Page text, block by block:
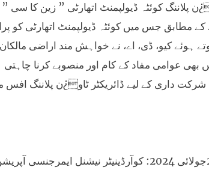
کے مطابق جس میں کوئٹہ ڈیولپمنٹ اتھارٹی
ہوئے کیو، ڈی، اے، نے خواہش مند اراضی
بھی عوامی مفاد کے کام اور منصوبے کرنا
شرکت داری کے لیے ڈائریکٹر ٹاو¿ن پلاننگ
ژوب26جولائی 2024: کوآرڈینیٹر نیشنل